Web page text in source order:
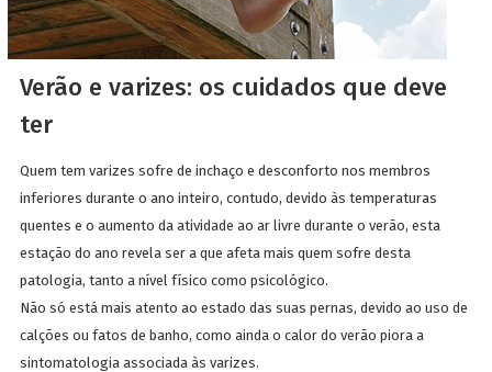
Verão e varizes: os cuidados que deve
ter
Quem tem varizes sofre de inchaço e desconforto nos membros
inferiores durante o ano inteiro, contudo, devido às temperaturas
quentes e o aumento da atividade ao ar livre durante o verão, esta
estação do ano revela ser a que afeta mais quem sofre desta
patologia, tanto a nível físico como psicológico.
Não só está mais atento ao estado das suas pernas, devido ao uso de
calções ou fatos de banho, como ainda o calor do verão piora a
sintomatologia associada às varizes.